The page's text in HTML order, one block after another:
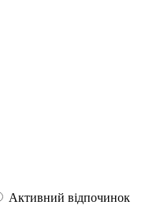
Активний відпочинок